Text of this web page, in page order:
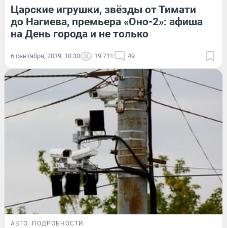
Царские игрушки, звёзды от Тимати
до Нагиева, премьера «Оно-2»: афиша
на День города и не только
6 сентября, 2019, 10:30 19 711 49
АВТО ПОДРОБНОСТИ